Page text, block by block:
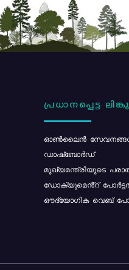
പ്രധാനപ്പെട്ട
ഓൺലൈൻ
ഡാഷ്ബോർഡ്
മുഖ്യമന്ത്രിയുടെ
ഡോക്യുമെൻ്റ്
ഔദ്യോഗിക വെബ്